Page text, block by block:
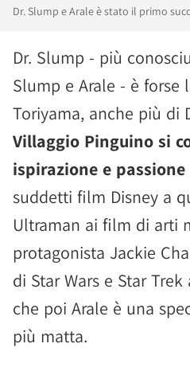
Dr. Slump e Arale è stato il primo
Dr. Slump - più
Slump e Arale - è forse
Toriyama, anche più di
Villaggio Pinguino si
ispirazione e
suddetti film Disney a
Ultraman ai film di arti
protagonista Jackie
di Star Wars e Star
che poi Arale è una
più matta.